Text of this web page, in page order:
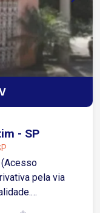
- SP
(Acesso
pela via